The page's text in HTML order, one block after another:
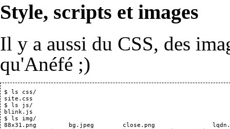
Style, scripts et images
Il y a aussi du CSS, des
qu'Anéfé ;)
$ ls css/
site.css
$ ls js/
blink.js
$ ls img/
88x31.png         bg.jpeg        close.png